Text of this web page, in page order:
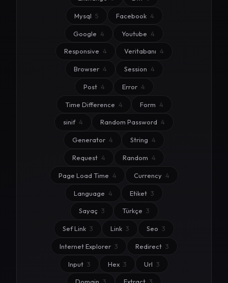
Mysql 5 Facebook 4
Google 4 Youtube 4
Responsive 4 Veritabanı 4
Browser 4 Session 4
Post 4 Error 4
Time Difference 4 Form 4
sinif 4 Random Password 4
Generator 4 String 4
Request 4 Random 4
Page Load Time 4 Currency 4
Language 4 Etiket 3
Sayaç 3 Türkçe 3
Sef Link 3 Link 3 Seo 3
Internet Explorer 3 Redirect 3
Input 3 Hex 3 Url 3